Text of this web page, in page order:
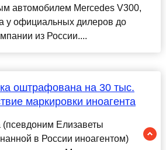
автомобилем Mercedes V300,
у официальных дилеров до
из России....
оштрафована на 30 тыс.
маркировки иноагента
Елизаветы
в России иноагентом)